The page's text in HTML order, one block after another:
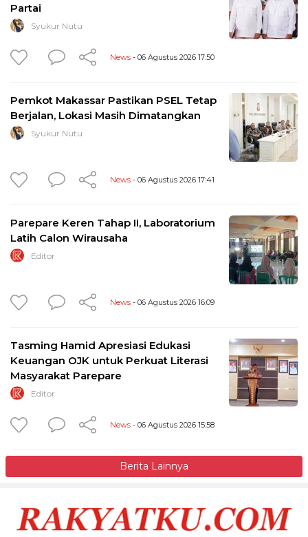
Partai
Syukur Nutu
News - 06 Agustus 2026 17:50
Pemkot Makassar Pastikan PSEL Tetap
Berjalan, Lokasi Masih Dimatangkan
Syukur Nutu
News - 06 Agustus 2026 17:41
Parepare Keren Tahap II, Laboratorium
Latih Calon Wirausaha
Editor
News - 06 Agustus 2026 16:09
Tasming Hamid Apresiasi Edukasi
Keuangan OJK untuk Perkuat Literasi
Masyarakat Parepare
Editor
News - 06 Agustus 2026 15:58
Berita Lainnya